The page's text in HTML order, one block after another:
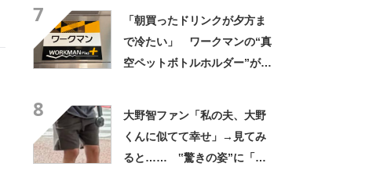
7
「朝買ったドリンクが夕方ま
で冷たい」 ワークマンの“真
空ペットボトルホルダー”が大
8
大野智ファン「私の夫、大野
くんに似てて幸せ」→見てみ
ると…… ‟驚きの姿”に「最